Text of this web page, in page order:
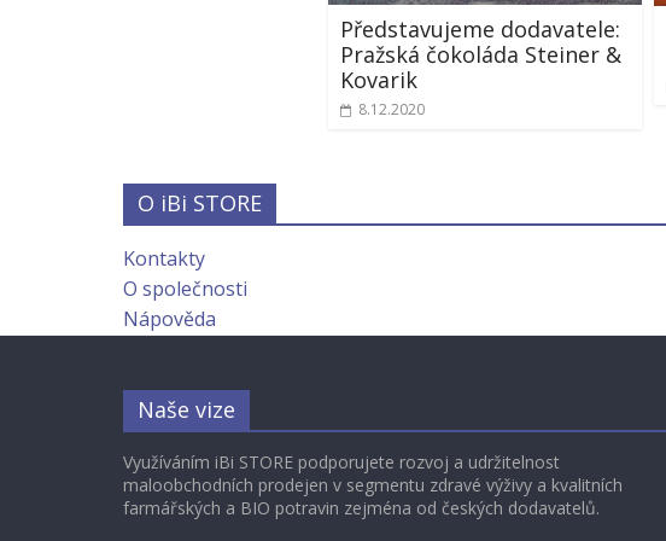
Představujeme dodavatele:
Pražská čokoláda Steiner &
Kovarik
8.12.2020
O iBi STORE
Kontakty
O společnosti
Nápověda
Naše vize
Využíváním iBi STORE podporujete rozvoj a udržitelnost
maloobchodních prodejen v segmentu zdravé výživy a kvalitních
farmářských a BIO potravin zejména od českých dodavatelů.